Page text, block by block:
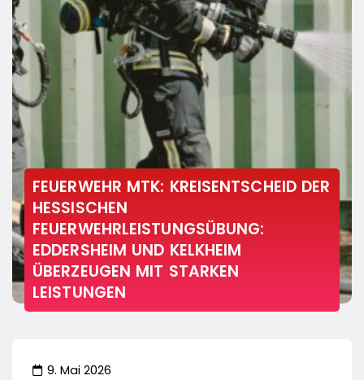
FEUERWEHR MTK: KREISENTSCHEID DER
HESSISCHEN
FEUERWEHRLEISTUNGSÜBUNG:
EDDERSHEIM UND KELKHEIM
ÜBERZEUGEN MIT STARKEN
LEISTUNGEN
9. Mai 2026